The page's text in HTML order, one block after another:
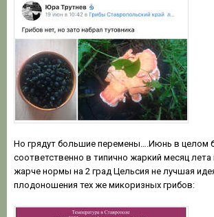
Но грядут большие перемены….Июнь в целом
соответственно в типично жаркий месяц
жарче нормы на 2 град Цельсия не лучшая
плодоношения тех же микоризных грибов: